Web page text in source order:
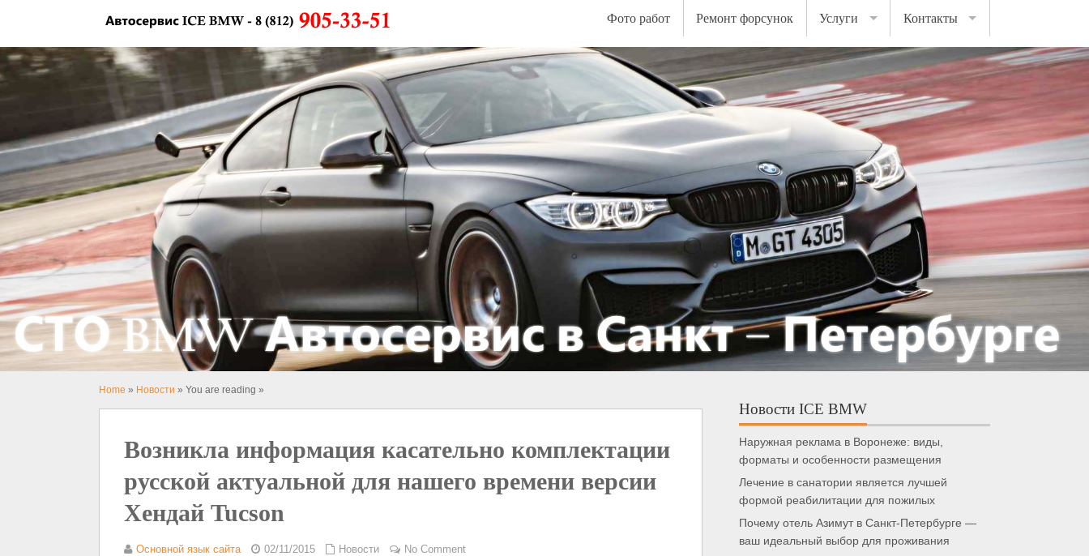
Фото работ Ремонт форсунок Услуги Контакты
Home » Новости » You are reading »
Возникла информация касательно комплектации
русской актуальной для нашего времени версии
Хендай Tucson
Основной язык сайта 02/11/2015 Новости No Comment
Новости ICE BMW
Наружная реклама в Воронеже: виды,
форматы и особенности размещения
Лечение в санатории является лучшей
формой реабилитации для пожилых
Почему отель Азимут в Санкт-Петербурге —
ваш идеальный выбор для проживания